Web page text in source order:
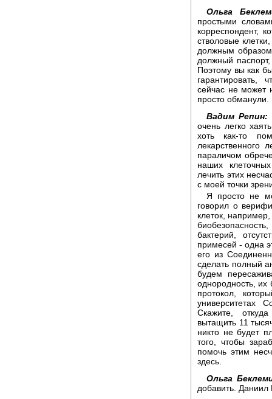
Ольга
простыми
корреспондент,
стволовые
должным
должный
Поэтому вы как
гарантировать,
сейчас не может
просто обманули.
Вадим Репин:
очень легко
хоть как-то
лекарственного
параличом
наших
лечить этих
с моей точки
Я просто не
говорил о
клеток,
биобезопасность,
бактерий,
примесей - одна
его из
сделать полный
будем
однородность, их
протокол,
университетах
Скажите,
вытащить 11
никто не будет
того, чтобы
помочь этим
здесь.
Ольга
добавить.